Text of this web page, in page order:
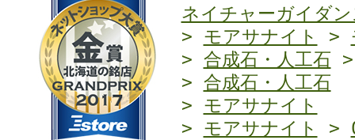
ネイチャーガイダン
> モアサナイト >
> 合成石・人工石
> 合成石・人工石
> モアサナイト
> モアサナイト >